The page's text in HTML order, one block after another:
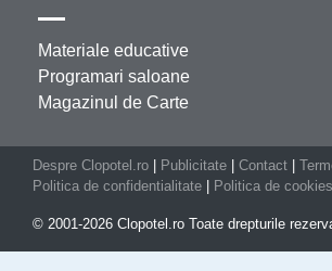
Materiale educative
Programari saloane
Magazinul de Carte
Despre Clopotel.ro Publicitate Contact
Politica de confidentialitate
Politica de cookies
© 2001-2026 Clopotel.ro Toate drepturile